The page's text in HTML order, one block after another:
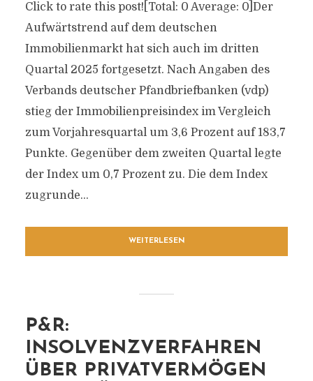
Click to rate this post![Total: 0 Average: 0]Der
Aufwärtstrend auf dem deutschen
Immobilienmarkt hat sich auch im dritten
Quartal 2025 fortgesetzt. Nach Angaben des
Verbands deutscher Pfandbriefbanken (vdp)
stieg der Immobilienpreisindex im Vergleich
zum Vorjahresquartal um 3,6 Prozent auf 183,7
Punkte. Gegenüber dem zweiten Quartal legte
der Index um 0,7 Prozent zu. Die dem Index
zugrunde...
WEITERLESEN
P&R:
INSOLVENZVERFAHREN
ÜBER PRIVATVERMÖGEN